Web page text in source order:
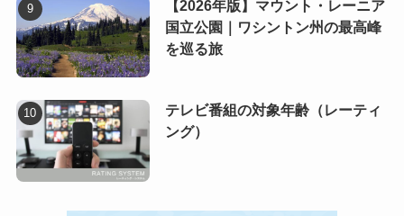
【2026年版】マウント・レーニア
国立公園｜ワシントン州の最高峰
を巡る旅
テレビ番組の対象年齢（レーティ
ング）